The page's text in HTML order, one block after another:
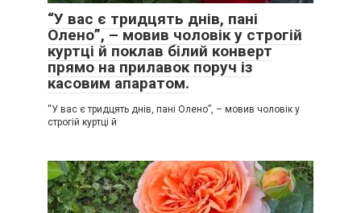
“У вас є тридцять днів, пані
Олено”, – мовив чоловік у строгій
куртці й поклав білий конверт
прямо на прилавок поруч із
касовим апаратом.
“У вас є тридцять днів, пані Олено”, – мовив чоловік у
строгій куртці й